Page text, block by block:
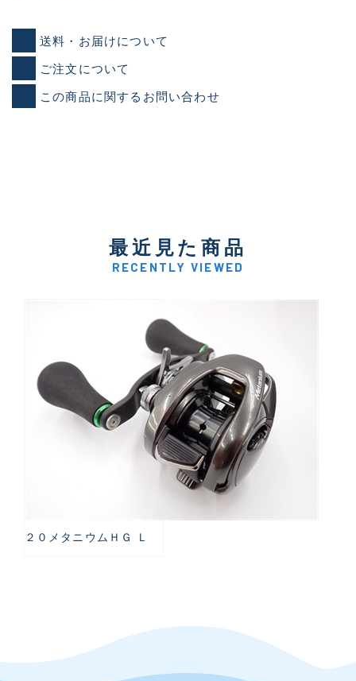
送料・お届けについて
ご注文について
この商品に関するお問い合わせ
最近見た商品
RECENTLY VIEWED
２０メタニウムＨＧ Ｌ